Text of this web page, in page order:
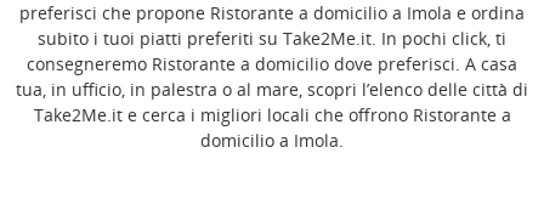
preferisci che propone Ristorante a domicilio a Imola e ordina
subito i tuoi piatti preferiti su Take2Me.it. In pochi click, ti
consegneremo Ristorante a domicilio dove preferisci. A casa
tua, in ufficio, in palestra o al mare, scopri l’elenco delle città di
Take2Me.it e cerca i migliori locali che offrono Ristorante a
domicilio a Imola.